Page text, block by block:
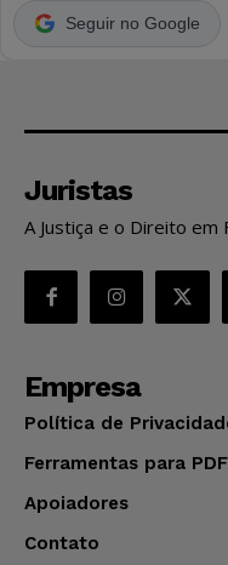
Seguir no Google
Juristas
A Justiça e o Direito em
Empresa
Política de
Ferramentas para PDF
Apoiadores
Contato